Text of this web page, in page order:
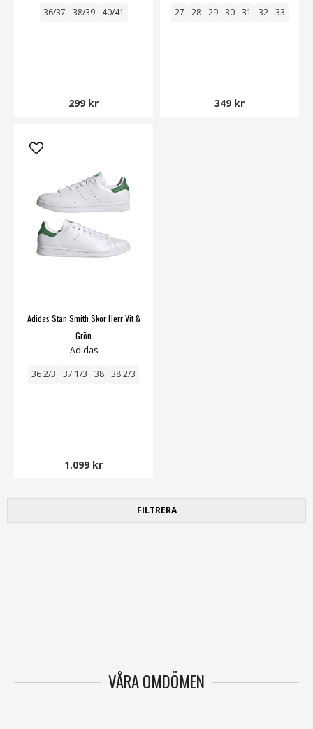
36/37 38/39 40/41
299 kr
27 28 29 30 31 32 33
349 kr
Adidas Stan Smith Skor Herr Vit &
Grön
Adidas
36 2/3 37 1/3 38 38 2/3
1.099 kr
FILTRERA
VÅRA OMDÖMEN